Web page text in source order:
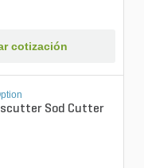
cotización
Sod Cutter